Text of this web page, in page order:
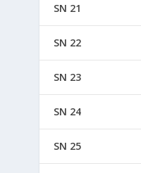
SN 21
SN 22
SN 23
SN 24
SN 25